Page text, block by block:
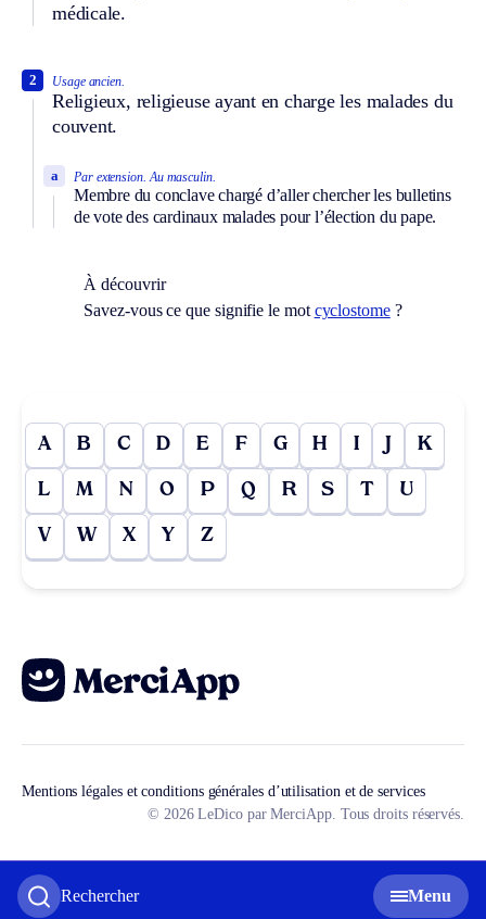
Rechercher Menu
médicale.
Usage ancien.
Religieux, religieuse ayant en charge les malades du
couvent.
2
Par extension. Au masculin.
Membre du conclave chargé d’aller chercher les bulletins
de vote des cardinaux malades pour l’élection du pape.
a
À découvrir
Savez-vous ce que signifie le mot cyclostome?
A B C D E F G H I J K
L M N O P Q R S T U
V W X Y Z
Mentions légales et conditions générales d’utilisation et de services
© 2026 LeDico par MerciApp. Tous droits réservés.